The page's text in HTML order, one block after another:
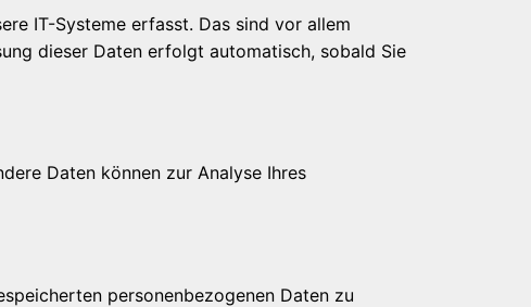
IT-Systeme erfasst. Das sind vor allem
dieser Daten erfolgt automatisch, sobald Sie
Daten können zur Analyse Ihres
personenbezogenen Daten zu